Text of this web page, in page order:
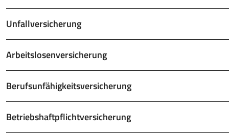
Unfallversicherung
Arbeitslosenversicherung
Berufsunfähigkeitsversicherung
Betriebshaftpflichtversicherung